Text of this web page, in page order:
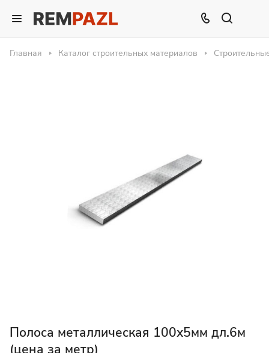
Главная Каталог строительных материалов
Полоса металлическая 100х5мм дл.6м